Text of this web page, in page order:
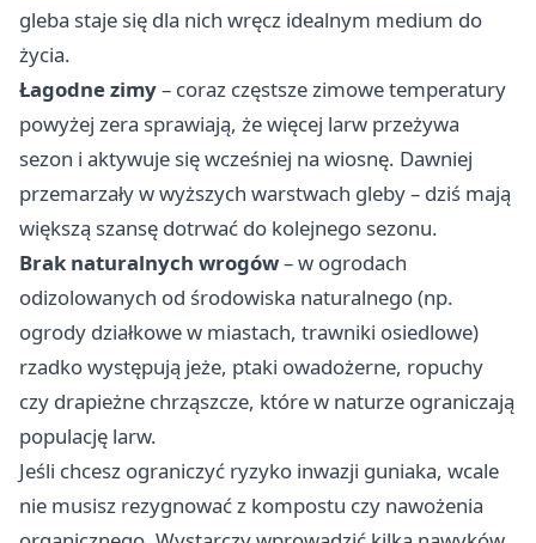
gleba staje się dla nich wręcz idealnym medium do
życia.
Łagodne zimy– coraz częstsze zimowe temperatury
powyżej zera sprawiają, że więcej larw przeżywa
sezon i aktywuje się wcześniej na wiosnę. Dawniej
przemarzały w wyższych warstwach gleby – dziś mają
większą szansę dotrwać do kolejnego sezonu.
Brak naturalnych wrogów– w ogrodach
odizolowanych od środowiska naturalnego (np.
ogrody działkowe w miastach, trawniki osiedlowe)
rzadko występują jeże, ptaki owadożerne, ropuchy
czy drapieżne chrząszcze, które w naturze ograniczają
populację larw.
Jeśli chcesz ograniczyć ryzyko inwazji guniaka, wcale
nie musisz rezygnować z kompostu czy nawożenia